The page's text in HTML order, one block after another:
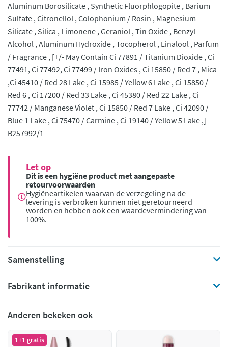
Aluminum Borosilicate , Synthetic Fluorphlogopite , Barium
Sulfate , Citronellol , Colophonium / Rosin , Magnesium
Silicate , Silica , Limonene , Geraniol , Tin Oxide , Benzyl
Alcohol , Aluminum Hydroxide , Tocopherol , Linalool , Parfum
/ Fragrance , [+/- May Contain Ci 77891 / Titanium Dioxide , Ci
77491, Ci 77492, Ci 77499 / Iron Oxides , Ci 15850 / Red 7 , Mica
,Ci 45410 / Red 28 Lake , Ci 15985 / Yellow 6 Lake , Ci 15850 /
Red 6 , Ci 17200 / Red 33 Lake , Ci 45380 / Red 22 Lake , Ci
77742 / Manganese Violet , Ci 15850 / Red 7 Lake , Ci 42090 /
Blue 1 Lake , Ci 75470 / Carmine , Ci 19140 / Yellow 5 Lake ,]
B257992/1
Let op
Dit is een hygiëne product met aangepaste
retourvoorwaarden
Hygiëneartikelen waarvan de verzegeling na de
levering is verbroken kunnen niet geretourneerd
worden en hebben ook een waardevermindering van
100%.
Samenstelling
Fabrikant informatie
Anderen bekeken ook
1+1 gratis